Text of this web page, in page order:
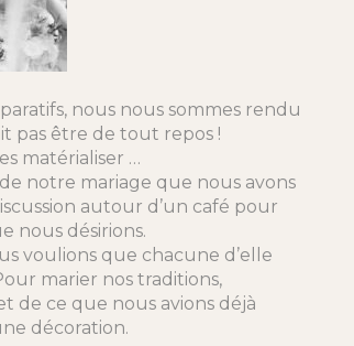
nous nous sommes rendu
pas être de tout repos !
matérialiser …
notre mariage que nous avons
autour d’un café pour
nous désirions.
voulions que chacune d’elle
marier nos traditions,
de ce que nous avions déjà
décoration.